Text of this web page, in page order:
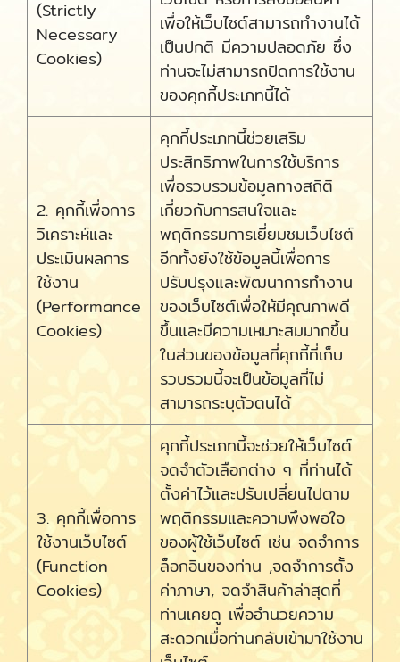
(Strictly
Necessary
Cookies)
เพื่อให้เว็บไซต์สามารถทำงานได้
เป็นปกติ มีความปลอดภัย ซึ่ง
ท่านจะไม่สามารถปิดการใช้งาน
ของคุกกี้ประเภทนี้ได้
2. คุกกี้เพื่อการ
วิเคราะห์และ
ประเมินผลการ
ใช้งาน
(Performance
Cookies)
คุกกี้ประเภทนี้ช่วยเสริม
ประสิทธิภาพในการใช้บริการ
เพื่อรวบรวมข้อมูลทางสถิติ
เกี่ยวกับการสนใจและ
พฤติกรรมการเยี่ยมชมเว็บไซต์
อีกทั้งยังใช้ข้อมูลนี้เพื่อการ
ปรับปรุงและพัฒนาการทำงาน
ของเว็บไซต์เพื่อให้มีคุณภาพดี
ขึ้นและมีความเหมาะสมมากขึ้น
ในส่วนของข้อมูลที่คุกกี้ที่เก็บ
รวบรวมนี้จะเป็นข้อมูลที่ไม่
สามารถระบุตัวตนได้
3. คุกกี้เพื่อการ
ใช้งานเว็บไซต์
(Function
Cookies)
คุกกี้ประเภทนี้จะช่วยให้เว็บไซต์
จดจำตัวเลือกต่าง ๆ ที่ท่านได้
ตั้งค่าไว้และปรับเปลี่ยนไปตาม
พฤติกรรมและความพึงพอใจ
ของผู้ใช้เว็บไซต์ เช่น จดจำการ
ล็อกอินของท่าน ,จดจำการตั้ง
ค่าภาษา, จดจำสินค้าล่าสุดที่
ท่านเคยดู เพื่ออำนวยความ
สะดวกเมื่อท่านกลับเข้ามาใช้งาน